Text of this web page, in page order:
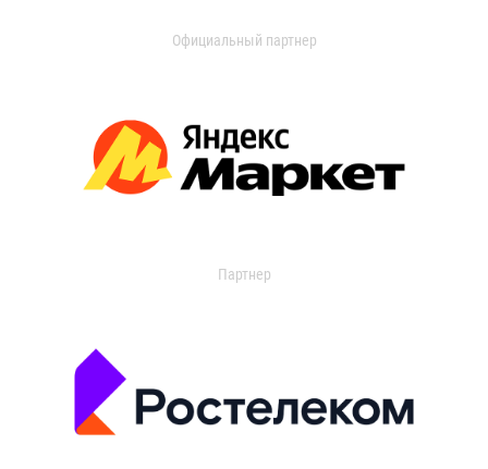
Официальный партнер
Партнер